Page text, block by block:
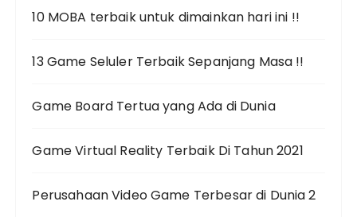
10 MOBA terbaik untuk dimainkan hari ini !!
13 Game Seluler Terbaik Sepanjang Masa !!
Game Board Tertua yang Ada di Dunia
Game Virtual Reality Terbaik Di Tahun 2021
Perusahaan Video Game Terbesar di Dunia 2